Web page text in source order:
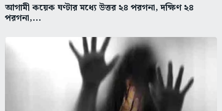
আগামী কয়েক ঘণ্টার মধ্যে উত্তর ২৪ পরগনা, দক্ষিণ ২৪
পরগনা,...